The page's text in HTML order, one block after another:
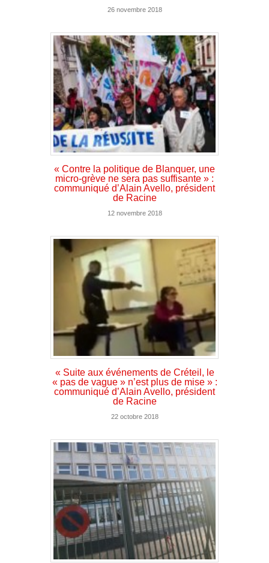
26 novembre 2018
« Contre la politique de Blanquer, une
micro-grève ne sera pas suffisante » :
communiqué d’Alain Avello, président
de Racine
12 novembre 2018
« Suite aux événements de Créteil, le
« pas de vague » n’est plus de mise » :
communiqué d’Alain Avello, président
de Racine
22 octobre 2018